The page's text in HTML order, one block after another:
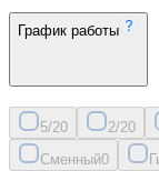
График работы
5/20 2/20
Сменный0